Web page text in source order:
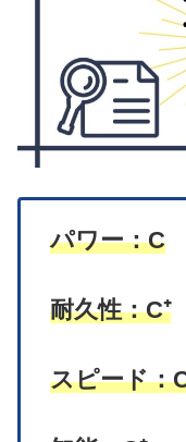
パワー：C
耐久性：C⁺
スピード：